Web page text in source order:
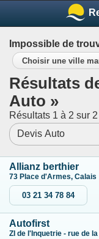
Impossible de
Choisir une ville
Résultats
Auto »
Résultats 1 à 2 sur 2
Allianz berthier
73 Place d'Armes, Calais
03 21 34 78 84
Autofirst
ZI de l'Inquetrie - rue de